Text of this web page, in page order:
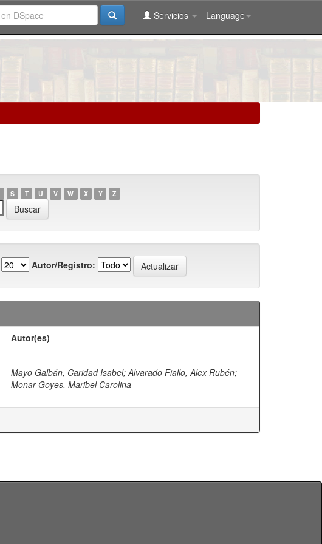
Language
Servicios
S T U V W X Y Z
Autor/Registro:
Autor(es)
Mayo Galbán, Caridad Isabel;Alvarado Fiallo, Alex Rubén;
Monar Goyes, Maribel Carolina